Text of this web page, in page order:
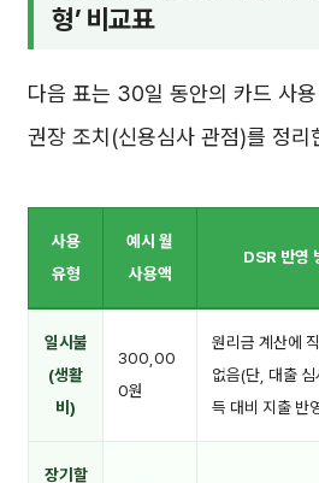
형’ 비교표
다음 표는 30일 동안의 카드 사
권장 조치(신용심사 관점)를 정리
사용
유형
예시 월
사용액
DSR 반영
일시불
(생활
비)
300,00
0원
원리금 계산에
없음(단, 대출 심
득 대비 지출 반
장기할